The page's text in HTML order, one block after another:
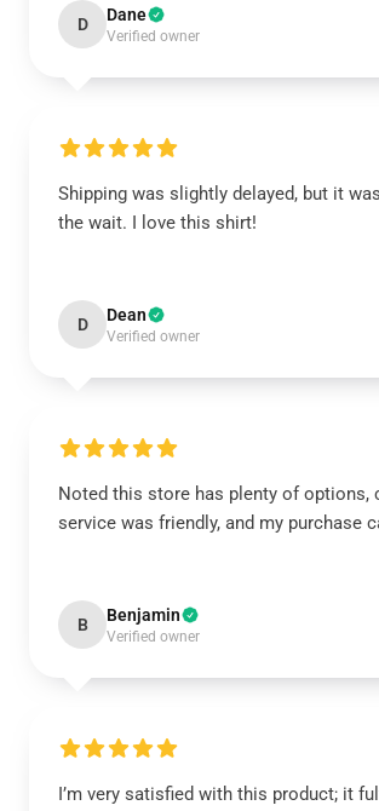
D Dane
Verified owner
Shipping was slightly delayed, but it
the wait. I love this shirt!
D Dean
Verified owner
Noted this store has plenty of options,
service was friendly, and my purchase
B Benjamin
Verified owner
I’m very satisfied with this product; it